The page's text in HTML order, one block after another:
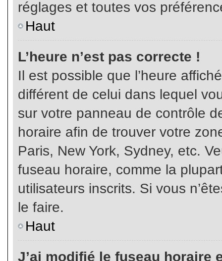
réglages et toutes vos
Haut
L’heure n’est pas correcte !
Il est possible que l’heure
différent de celui dans lequel
sur votre panneau de contrôle
horaire afin de trouver votre
Paris, New York, Sydney, etc.
fuseau horaire, comme la
utilisateurs inscrits. Si vous
le faire.
Haut
J’ai modifié le fuseau horaire